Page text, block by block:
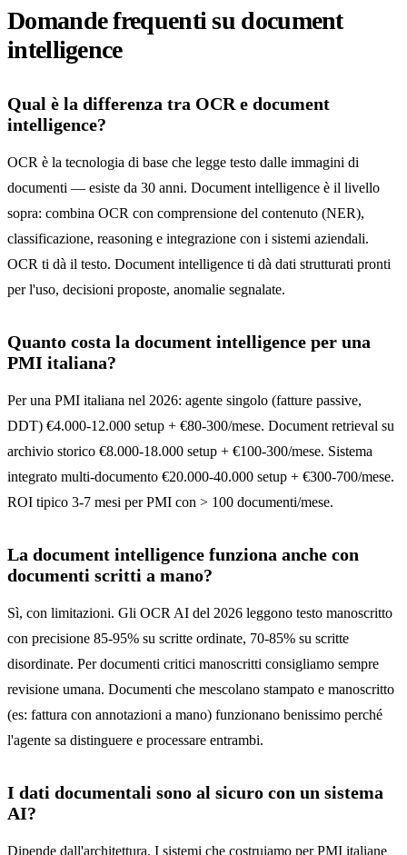
Domande frequenti su document
intelligence
Qual è la differenza tra OCR e document
intelligence?
OCR è la tecnologia di base che legge testo dalle immagini di
documenti — esiste da 30 anni. Document intelligence è il livello
sopra: combina OCR con comprensione del contenuto (NER),
classificazione, reasoning e integrazione con i sistemi aziendali.
OCR ti dà il testo. Document intelligence ti dà dati strutturati pronti
per l'uso, decisioni proposte, anomalie segnalate.
Quanto costa la document intelligence per una
PMI italiana?
Per una PMI italiana nel 2026: agente singolo (fatture passive,
DDT) €4.000-12.000 setup + €80-300/mese. Document retrieval su
archivio storico €8.000-18.000 setup + €100-300/mese. Sistema
integrato multi-documento €20.000-40.000 setup + €300-700/mese.
ROI tipico 3-7 mesi per PMI con > 100 documenti/mese.
La document intelligence funziona anche con
documenti scritti a mano?
Sì, con limitazioni. Gli OCR AI del 2026 leggono testo manoscritto
con precisione 85-95% su scritte ordinate, 70-85% su scritte
disordinate. Per documenti critici manoscritti consigliamo sempre
revisione umana. Documenti che mescolano stampato e manoscritto
(es: fattura con annotazioni a mano) funzionano benissimo perché
l'agente sa distinguere e processare entrambi.
I dati documentali sono al sicuro con un sistema
AI?
Dipende dall'architettura. I sistemi che costruiamo per PMI italiane